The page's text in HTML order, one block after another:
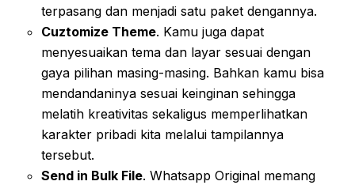
terpasang dan menjadi satu paket dengannya.
Cuztomize Theme. Kamu juga dapat
menyesuaikan tema dan layar sesuai dengan
gaya pilihan masing-masing. Bahkan kamu bisa
mendandaninya sesuai keinginan sehingga
melatih kreativitas sekaligus memperlihatkan
karakter pribadi kita melalui tampilannya
tersebut.
Send in Bulk File. Whatsapp Original memang